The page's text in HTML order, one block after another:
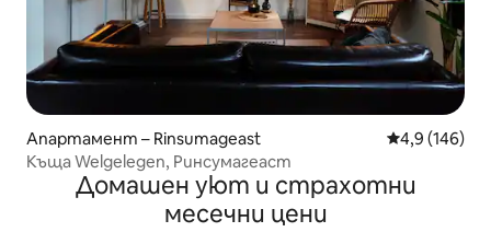
Апартамент – Rinsumageast Средна
4,9 (146)
Къща Welgelegen, Ринсумагеаст
Домашен уют и страхотни
месечни цени